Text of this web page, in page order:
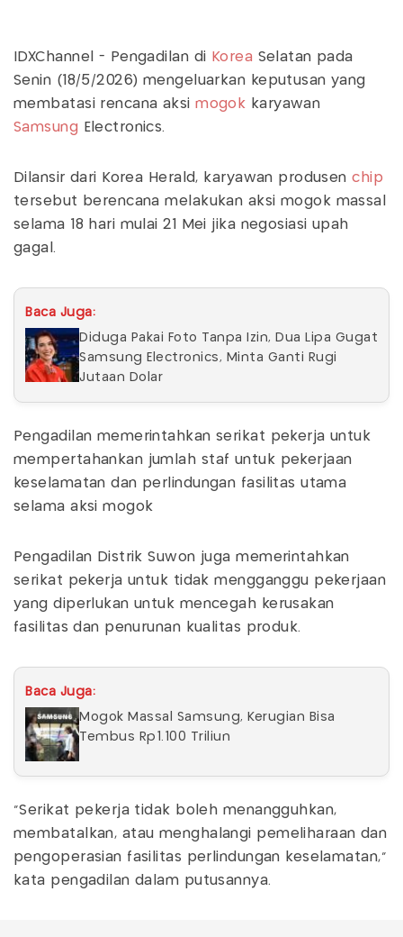
IDXChannel - Pengadilan di Korea Selatan pada
Senin (18/5/2026) mengeluarkan keputusan yang
membatasi rencana aksimogok karyawan
Samsung Electronics.
Dilansir dari Korea Herald, karyawan produsenchip
tersebut berencana melakukan aksi mogok massal
selama 18 hari mulai 21 Mei jika negosiasi upah
gagal.
Baca Juga:
Diduga Pakai Foto Tanpa Izin, Dua Lipa Gugat
Samsung Electronics, Minta Ganti Rugi
Jutaan Dolar
Pengadilan memerintahkan serikat pekerja untuk
mempertahankan jumlah staf untuk pekerjaan
keselamatan dan perlindungan fasilitas utama
selama aksi mogok
Pengadilan Distrik Suwon juga memerintahkan
serikat pekerja untuk tidak mengganggu pekerjaan
yang diperlukan untuk mencegah kerusakan
fasilitas dan penurunan kualitas produk.
Baca Juga:
Mogok Massal Samsung, Kerugian Bisa
Tembus Rp1.100 Triliun
“Serikat pekerja tidak boleh menangguhkan,
membatalkan, atau menghalangi pemeliharaan dan
pengoperasian fasilitas perlindungan keselamatan,”
kata pengadilan dalam putusannya.